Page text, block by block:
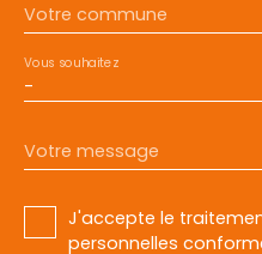
Votre commune
-
Vous souhaitez
Votre message
J'accepte le
personnelles